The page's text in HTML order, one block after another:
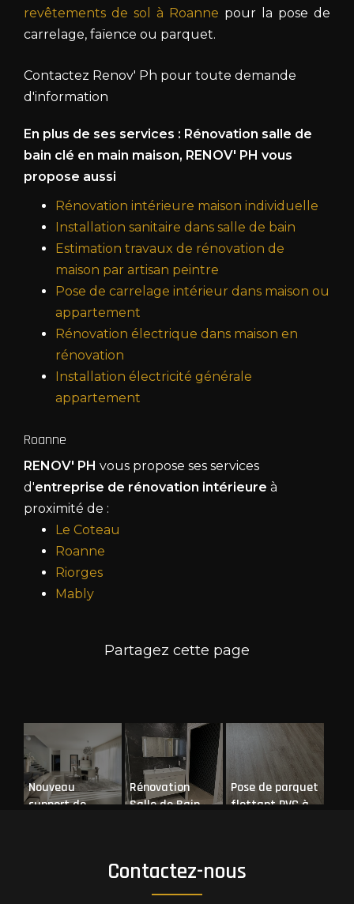
revêtements de sol à Roanne pour la pose de
carrelage, faïence ou parquet.
Contactez Renov' Ph pour toute demande
d'information
En plus de ses services : Rénovation salle de
bain clé en main maison, RENOV' PH vous
propose aussi
Rénovation intérieure maison individuelle
Installation sanitaire dans salle de bain
Estimation travaux de rénovation de
maison par artisan peintre
Pose de carrelage intérieur dans maison ou
appartement
Rénovation électrique dans maison en
rénovation
Installation électricité générale
appartement
Roanne
RENOV' PH vous propose ses services
d'entreprise de rénovation intérieure à
proximité de :
Le Coteau
Roanne
Riorges
Mably
Nouveau
support de
Rénovation
Salle de Bain
Pose de parquet
flottant PVC à
Contactez-nous